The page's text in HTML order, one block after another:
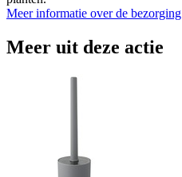
Meer informatie over de bezorging
Meer uit deze actie